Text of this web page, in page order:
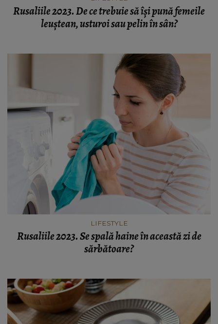
Rusaliile 2023. De ce trebuie să își pună femeile
leuștean, usturoi sau pelin în sân?
LIFESTYLE
Rusaliile 2023. Se spală haine în această zi de
sărbătoare?